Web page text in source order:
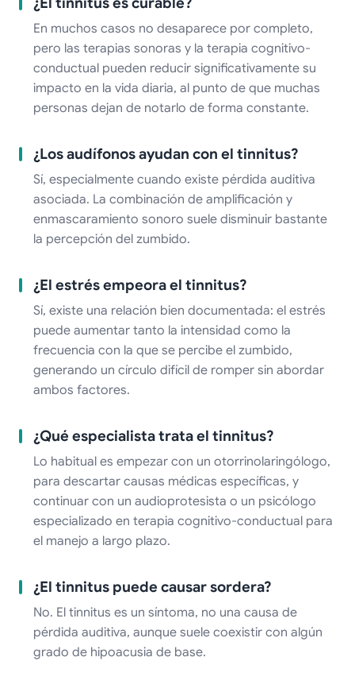
En muchos casos no desaparece por completo,
pero las terapias sonoras y la terapia cognitivo-
conductual pueden reducir significativamente su
impacto en la vida diaria, al punto de que muchas
personas dejan de notarlo de forma constante.
¿Los audífonos ayudan con el tinnitus?
Sí, especialmente cuando existe pérdida auditiva
asociada. La combinación de amplificación y
enmascaramiento sonoro suele disminuir bastante
la percepción del zumbido.
¿El estrés empeora el tinnitus?
Sí, existe una relación bien documentada: el estrés
puede aumentar tanto la intensidad como la
frecuencia con la que se percibe el zumbido,
generando un círculo difícil de romper sin abordar
ambos factores.
¿Qué especialista trata el tinnitus?
Lo habitual es empezar con un otorrinolaringólogo,
para descartar causas médicas específicas, y
continuar con un audioprotesista o un psicólogo
especializado en terapia cognitivo-conductual para
el manejo a largo plazo.
¿El tinnitus puede causar sordera?
No. El tinnitus es un síntoma, no una causa de
pérdida auditiva, aunque suele coexistir con algún
grado de hipoacusia de base.